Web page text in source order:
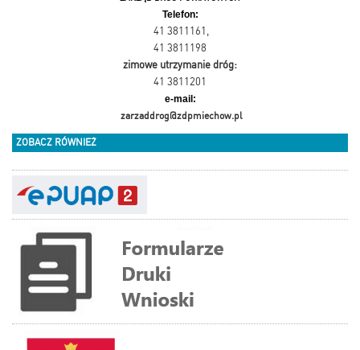
Telefon:
41 3811161 ,
41 3811198
zimowe utrzymanie dróg:
41 3811201
e-mail:
zarzaddrog@zdpmiechow.pl
ZOBACZ RÓWNIEŻ